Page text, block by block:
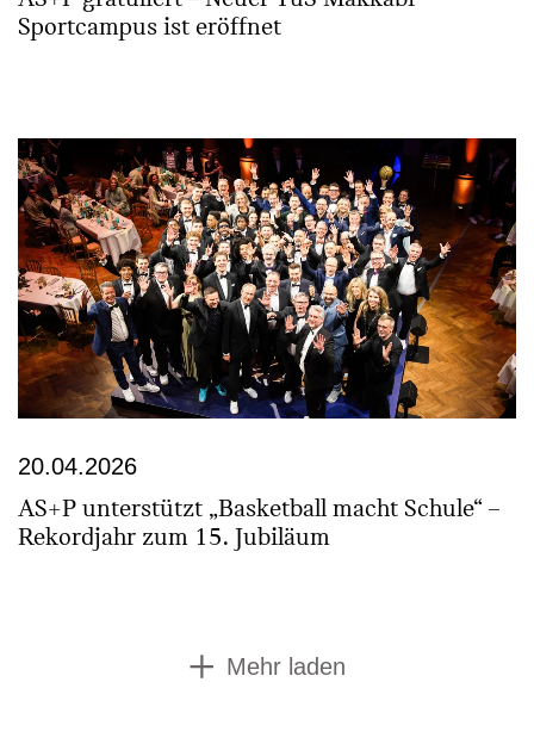
Sportcampus ist eröffnet
20.04.2026
AS+P unterstützt „Basketball macht Schule“ –
Rekordjahr zum 15. Jubiläum
Mehr laden